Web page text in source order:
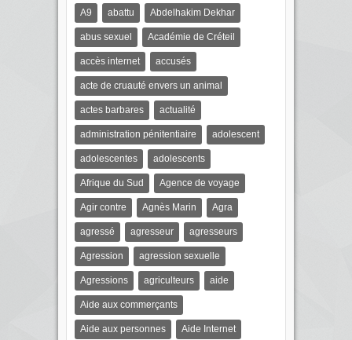
A9 abattu Abdelhakim Dekhar
abus sexuel Académie de Créteil
accès internet accusés
acte de cruauté envers un animal
actes barbares actualité
administration pénitentiaire adolescent
adolescentes adolescents
Afrique du Sud Agence de voyage
Agir contre Agnès Marin Agra
agressé agresseur agresseurs
Agression agression sexuelle
Agressions agriculteurs aide
Aide aux commerçants
Aide aux personnes Aide Internet